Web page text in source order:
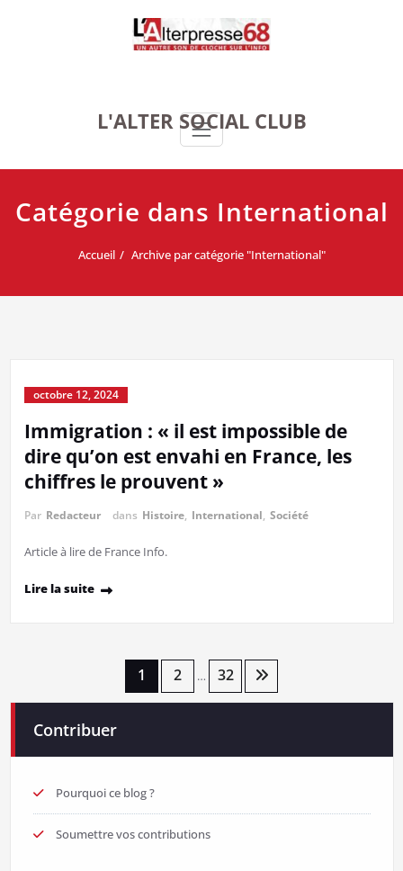
L'ALTER SOCIAL CLUB
Catégorie dans International
Accueil Archive par catégorie "International"
octobre 12, 2024
Immigration : « il est impossible de
dire qu’on est envahi en France, les
chiffres le prouvent »
Par Redacteur dans Histoire, International, Société
Article à lire de France Info.
Lire la suite
publications
1 2 … 32
Contribuer
Pourquoi ce blog ?
Soumettre vos contributions